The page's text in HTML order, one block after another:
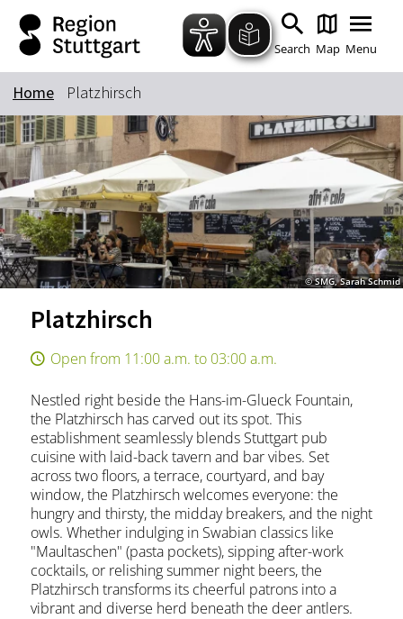
Zum Hauptinhalt springen
Zur Suche springen
Zur Hauptnavigation
Zum Footer springen
Search Map Menu
Keyword
Home Platzhirsch
© SMG, Sarah Schmid
Platzhirsch
Open from 11:00 a.m. to 03:00 a.m.
Nestled right beside the Hans-im-Glueck Fountain,
the Platzhirsch has carved out its spot. This
establishment seamlessly blends Stuttgart pub
cuisine with laid-back tavern and bar vibes. Set
across two floors, a terrace, courtyard, and bay
window, the Platzhirsch welcomes everyone: the
hungry and thirsty, the midday breakers, and the night
owls. Whether indulging in Swabian classics like
"Maultaschen" (pasta pockets), sipping after-work
cocktails, or relishing summer night beers, the
Platzhirsch transforms its cheerful patrons into a
vibrant and diverse herd beneath the deer antlers.